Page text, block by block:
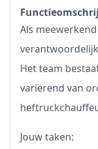
Als
Het team
variërend van
Jouw taken: